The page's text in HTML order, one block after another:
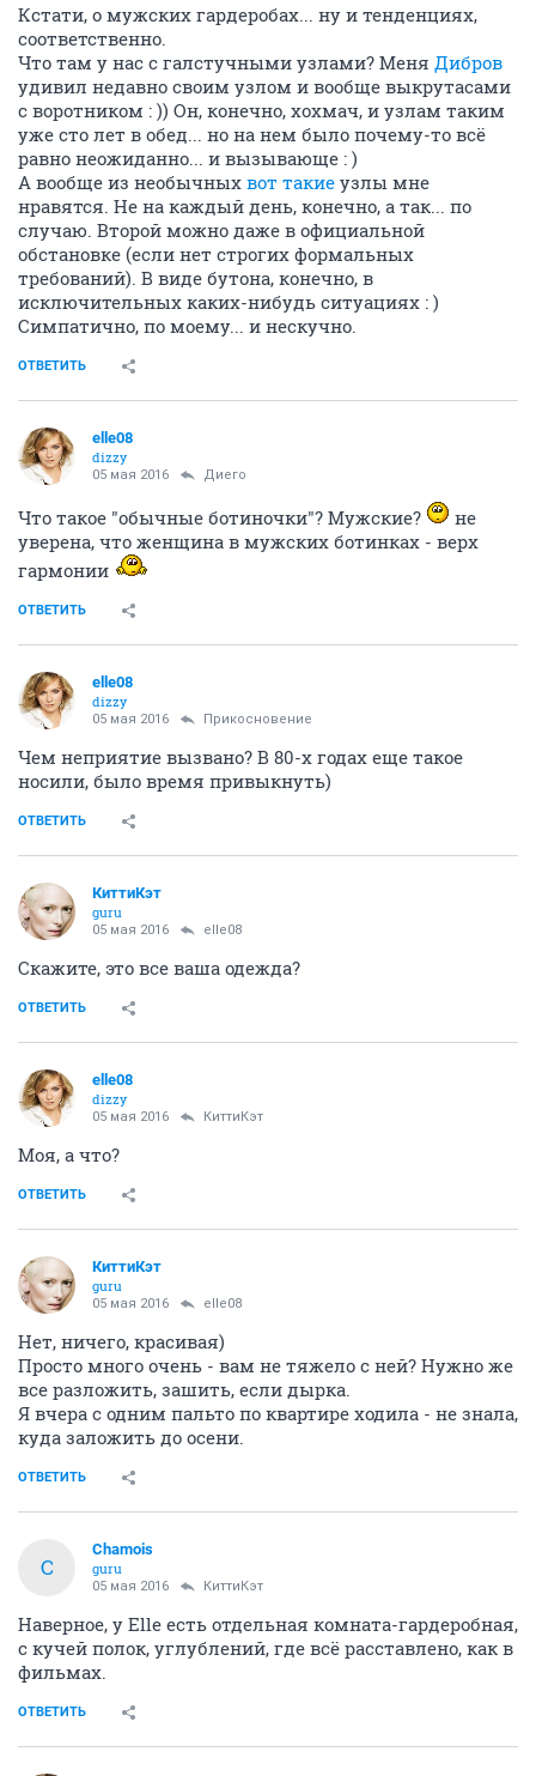
Кстати, о мужских гардеробах... ну и тенденциях,
соответственно.
Что там у нас с галстучными узлами? Меня Дибров
удивил недавно своим узлом и вообще выкрутасами
с воротником : )) Он, конечно, хохмач, и узлам таким
уже сто лет в обед... но на нем было почему-то всё
равно неожиданно... и вызывающе : )
А вообще из необычных вот такие узлы мне
нравятся. Не на каждый день, конечно, а так... по
случаю. Второй можно даже в официальной
обстановке (если нет строгих формальных
требований). В виде бутона, конечно, в
исключительных каких-нибудь ситуациях : )
Симпатично, по моему... и нескучно.
ОТВЕТИТЬ
elle08
dizzy
05 мая 2016 Диего
Что такое "обычные ботиночки"? Мужские?
не
уверена, что женщина в мужских ботинках - верх
гармонии
ОТВЕТИТЬ
elle08
dizzy
05 мая 2016 Прикосновение
Чем неприятие вызвано? В 80-х годах еще такое
носили, было время привыкнуть)
ОТВЕТИТЬ
КиттиКэт
guru
05 мая 2016 elle08
Скажите, это все ваша одежда?
ОТВЕТИТЬ
elle08
dizzy
05 мая 2016 КиттиКэт
Моя, а что?
ОТВЕТИТЬ
КиттиКэт
guru
05 мая 2016 elle08
Нет, ничего, красивая)
Просто много очень - вам не тяжело с ней? Нужно же
все разложить, зашить, если дырка.
Я вчера с одним пальто по квартире ходила - не знала,
куда заложить до осени.
ОТВЕТИТЬ
C
Chamois
guru
05 мая 2016 КиттиКэт
Наверное, у Elle есть отдельная комната-гардеробная,
с кучей полок, углублений, где всё расставлено, как в
фильмах.
ОТВЕТИТЬ